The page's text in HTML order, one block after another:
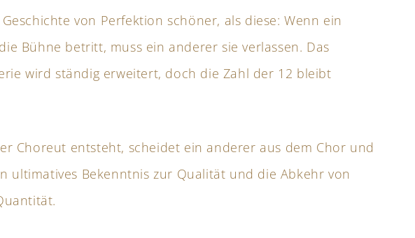
von Perfektion schöner, als diese: Wenn ein
Bühne betritt, muss ein anderer sie verlassen. Das
wird ständig erweitert, doch die Zahl der 12 bleibt
Choreut entsteht, scheidet ein anderer aus dem Chor und
ultimatives Bekenntnis zur Qualität und die Abkehr von